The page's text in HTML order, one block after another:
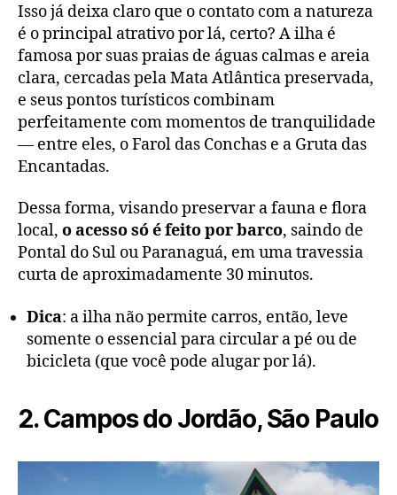
Isso já deixa claro que o contato com a natureza
é o principal atrativo por lá, certo? A ilha é
famosa por suas praias de águas calmas e areia
clara, cercadas pela Mata Atlântica preservada,
e seus pontos turísticos combinam
perfeitamente com momentos de tranquilidade
— entre eles, o Farol das Conchas e a Gruta das
Encantadas.
Dessa forma, visando preservar a fauna e flora
local, o acesso só é feito por barco, saindo de
Pontal do Sul ou Paranaguá, em uma travessia
curta de aproximadamente 30 minutos.
Dica: a ilha não permite carros, então, leve
somente o essencial para circular a pé ou de
bicicleta (que você pode alugar por lá).
2. Campos do Jordão, São Paulo